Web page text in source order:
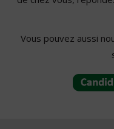
Vous pouvez aussi